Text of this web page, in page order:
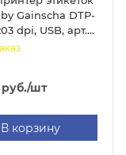
Gainscha DTP-
dpi, USB, арт.
2408DC))
руб./шт
В корзину